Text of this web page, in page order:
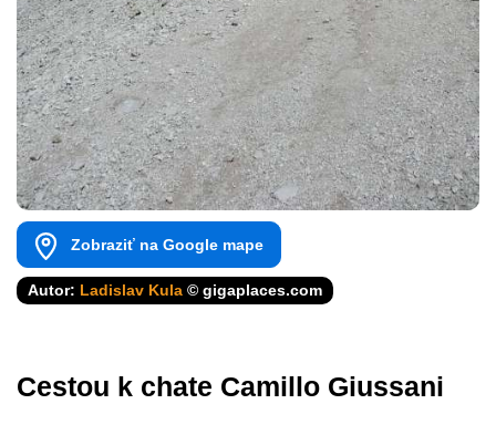
Zobraziť na Google mape
Autor: Ladislav Kula © gigaplaces.com
Cestou k chate Camillo Giussani